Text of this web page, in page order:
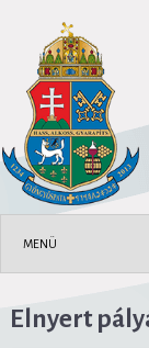
MENÜ
Elnyert